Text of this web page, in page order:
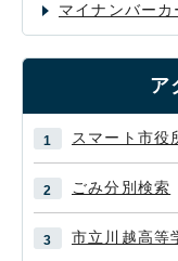
マイナンバー
ア
スマート市役
ごみ分別検索
市立川越高等